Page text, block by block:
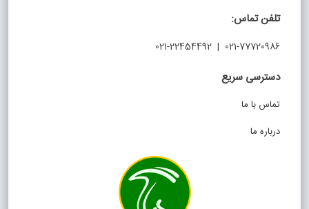
تلفن تماس:
021-77720986 | 021-22454492
دسترسی سریع
تماس با ما
درباره ما